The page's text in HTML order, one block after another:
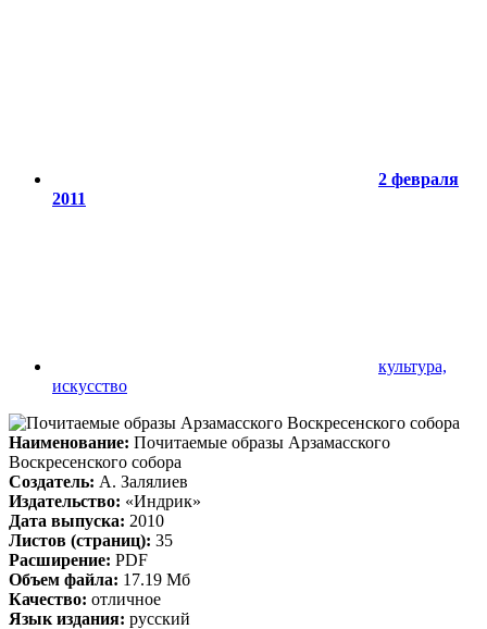
2 февраля
2011
культура,
искусство
Наименование: Почитаемые образы Арзамасского
Воскресенского собора
Создатель: А. Залялиев
Издательство: «Индрик»
Дата выпуска: 2010
Листов (страниц): 35
Расширение: PDF
Объем файла: 17.19 Мб
Качество: отличное
Язык издания: русский